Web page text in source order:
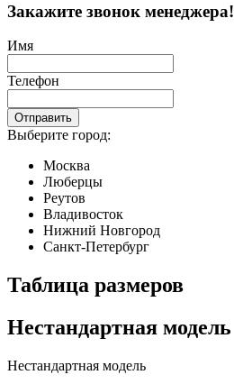
Закажите звонок менеджера!
Имя
Телефон
Отправить
Выберите город:
Москва
Люберцы
Реутов
Владивосток
Нижний Новгород
Санкт-Петербург
Таблица размеров
Нестандартная модель
Нестандартная модель